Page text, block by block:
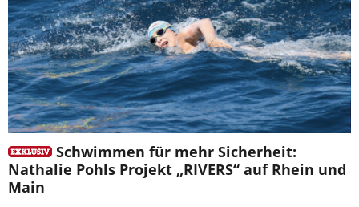
Schwimmen für mehr Sicherheit:
Nathalie Pohls Projekt „RIVERS“ auf Rhein und
Main